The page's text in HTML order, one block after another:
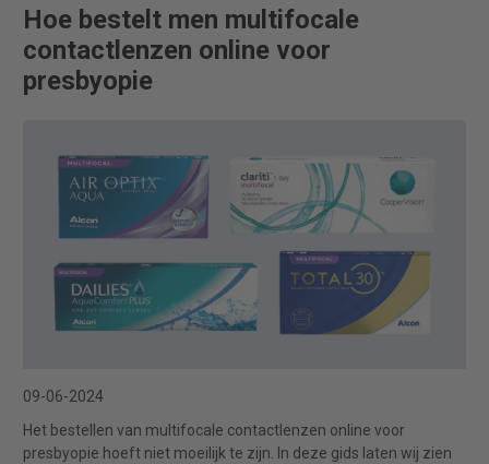
Hoe bestelt men multifocale
contactlenzen online voor
presbyopie
09-06-2024
Het bestellen van multifocale contactlenzen online voor
presbyopie hoeft niet moeilijk te zijn. In deze gids laten wij zien